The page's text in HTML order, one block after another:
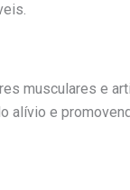
musculares e
alívio e